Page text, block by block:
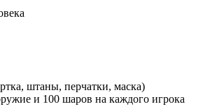
штаны, перчатки, маска)
и 100 шаров на каждого игрока